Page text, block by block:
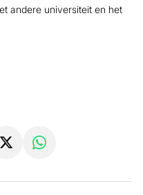
andere universiteit en het